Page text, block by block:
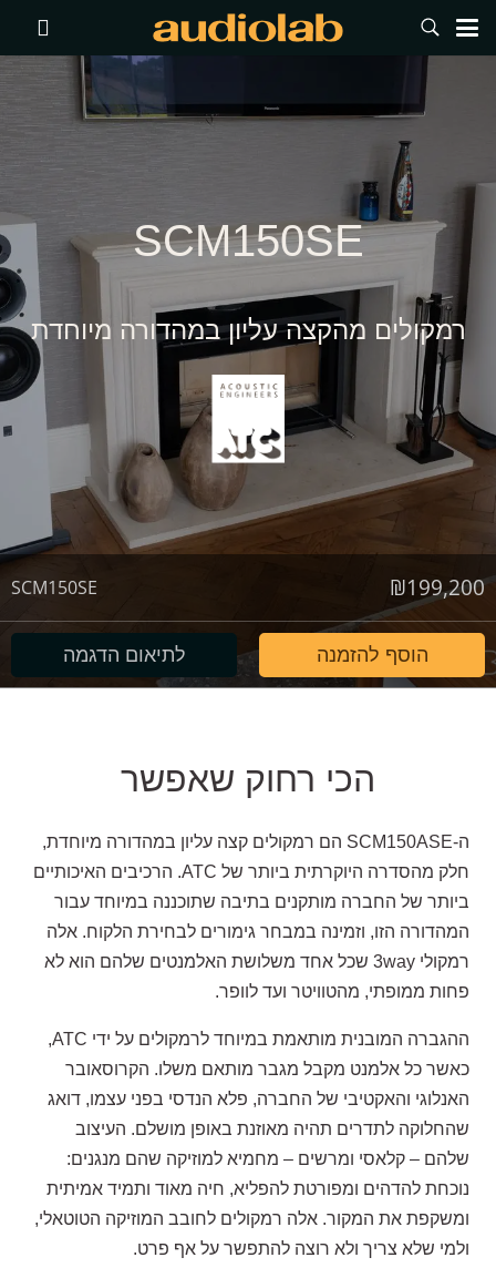
SCM150SE
רמקולים מהקצה עליון במהדורה מיוחדת
₪199,200
SCM150SE
הוסף להזמנה לתיאום הדגמה
הכי רחוק שאפשר
ה-SCM150ASE הם רמקולים קצה עליון במהדורה מיוחדת,
חלק מהסדרה היוקרתית ביותר של ATC. הרכיבים האיכותיים
ביותר של החברה מותקנים בתיבה שתוכננה במיוחד עבור
המהדורה הזו, וזמינה במבחר גימורים לבחירת הלקוח. אלה
רמקולי 3way שכל אחד משלושת האלמנטים שלהם הוא לא
פחות ממופתי, מהטוויטר ועד לוופר.
ההגברה המובנית מותאמת במיוחד לרמקולים על ידי ATC,
כאשר כל אלמנט מקבל מגבר מותאם משלו. הקרוסאובר
האנלוגי והאקטיבי של החברה, פלא הנדסי בפני עצמו, דואג
שהחלוקה לתדרים תהיה מאוזנת באופן מושלם. העיצוב
שלהם – קלאסי ומרשים – מחמיא למוזיקה שהם מנגנים:
נוכחת להדהים ומפורטת להפליא, חיה מאוד ותמיד אמיתית
ומשקפת את המקור. אלה רמקולים לחובב המוזיקה הטוטאלי,
ולמי שלא צריך ולא רוצה להתפשר על אף פרט.